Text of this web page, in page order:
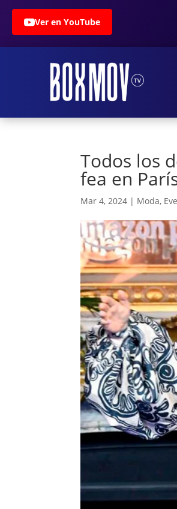
Ver en YouTube
Todos los
fea en
Mar 4, 2024 | Moda,